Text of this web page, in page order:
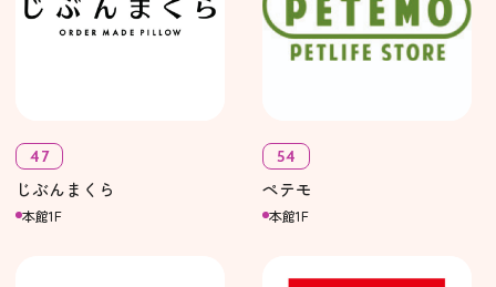
47
じぶんまくら
本館1F
54
ペテモ
本館1F